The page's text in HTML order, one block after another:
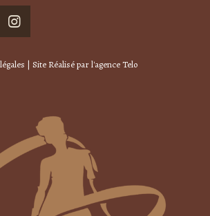
| Site Réalisé parl'agence Telo